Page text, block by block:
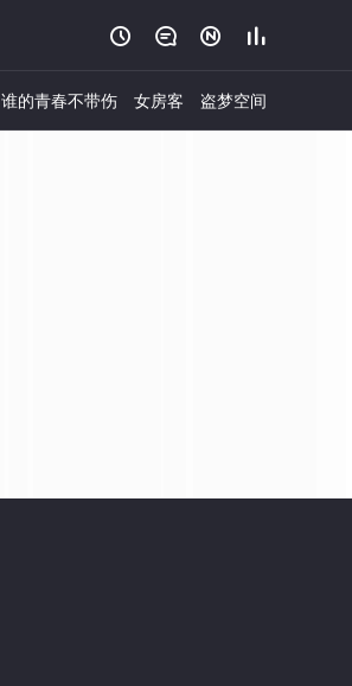
   
谁的青春不带伤 女房客 盗梦空间